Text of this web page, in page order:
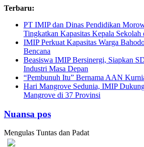
Skip
content
Terbaru:
PT IMIP dan Dinas Pendidikan
Tingkatkan Kapasitas Kepala Sekolah
IMIP Perkuat Kapasitas Warga
Bencana
Beasiswa IMIP Bersinergi, Siapkan
Industri Masa Depan
“Pembunuh Itu” Bernama AAN
Hari Mangrove Sedunia, IMIP
Mangrove di 37 Provinsi
Nuansa pos
Mengulas Tuntas dan Padat